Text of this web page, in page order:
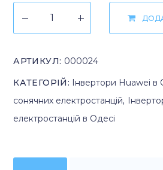
АРТИКУЛ: 000024
КАТЕГОРІЙ: Інвертори Huawei в
сонячних електростанцій,
електростанцій в Одесі